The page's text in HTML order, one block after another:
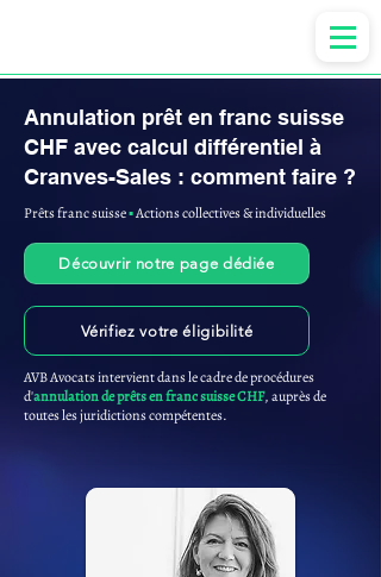
Annulation prêt en franc suisse
CHF avec calcul différentiel à
Cranves-Sales : comment faire ?
Prêts franc suisse▪︎Actions collectives & individuelles
Découvrir notre page dédiée
Vérifiez votre éligibilité
AVB Avocats intervient dans le cadre de procédures
d'annulation de prêts en franc suisse CHF, auprès de
toutes les juridictions compétentes.